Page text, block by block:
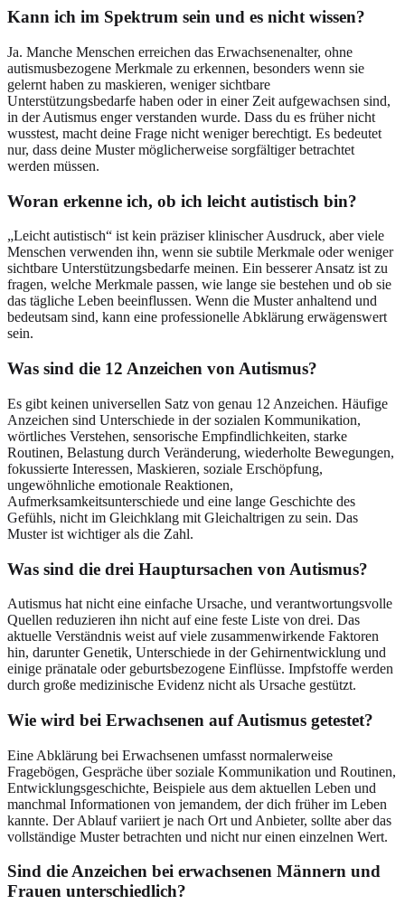
Kann ich im Spektrum sein und es nicht wissen?
Ja. Manche Menschen erreichen das Erwachsenenalter, ohne
autismusbezogene Merkmale zu erkennen, besonders wenn sie
gelernt haben zu maskieren, weniger sichtbare
Unterstützungsbedarfe haben oder in einer Zeit aufgewachsen sind,
in der Autismus enger verstanden wurde. Dass du es früher nicht
wusstest, macht deine Frage nicht weniger berechtigt. Es bedeutet
nur, dass deine Muster möglicherweise sorgfältiger betrachtet
werden müssen.
Woran erkenne ich, ob ich leicht autistisch bin?
„Leicht autistisch“ ist kein präziser klinischer Ausdruck, aber viele
Menschen verwenden ihn, wenn sie subtile Merkmale oder weniger
sichtbare Unterstützungsbedarfe meinen. Ein besserer Ansatz ist zu
fragen, welche Merkmale passen, wie lange sie bestehen und ob sie
das tägliche Leben beeinflussen. Wenn die Muster anhaltend und
bedeutsam sind, kann eine professionelle Abklärung erwägenswert
sein.
Was sind die 12 Anzeichen von Autismus?
Es gibt keinen universellen Satz von genau 12 Anzeichen. Häufige
Anzeichen sind Unterschiede in der sozialen Kommunikation,
wörtliches Verstehen, sensorische Empfindlichkeiten, starke
Routinen, Belastung durch Veränderung, wiederholte Bewegungen,
fokussierte Interessen, Maskieren, soziale Erschöpfung,
ungewöhnliche emotionale Reaktionen,
Aufmerksamkeitsunterschiede und eine lange Geschichte des
Gefühls, nicht im Gleichklang mit Gleichaltrigen zu sein. Das
Muster ist wichtiger als die Zahl.
Was sind die drei Hauptursachen von Autismus?
Autismus hat nicht eine einfache Ursache, und verantwortungsvolle
Quellen reduzieren ihn nicht auf eine feste Liste von drei. Das
aktuelle Verständnis weist auf viele zusammenwirkende Faktoren
hin, darunter Genetik, Unterschiede in der Gehirnentwicklung und
einige pränatale oder geburtsbezogene Einflüsse. Impfstoffe werden
durch große medizinische Evidenz nicht als Ursache gestützt.
Wie wird bei Erwachsenen auf Autismus getestet?
Eine Abklärung bei Erwachsenen umfasst normalerweise
Fragebögen, Gespräche über soziale Kommunikation und Routinen,
Entwicklungsgeschichte, Beispiele aus dem aktuellen Leben und
manchmal Informationen von jemandem, der dich früher im Leben
kannte. Der Ablauf variiert je nach Ort und Anbieter, sollte aber das
vollständige Muster betrachten und nicht nur einen einzelnen Wert.
Sind die Anzeichen bei erwachsenen Männern und
Frauen unterschiedlich?